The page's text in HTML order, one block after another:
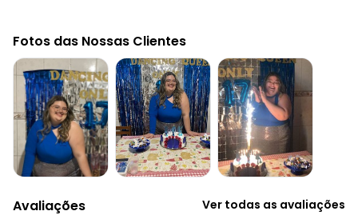
Modelagem: Justo
Comprimento da manga: Longa
Decote frente: Gola rolê
Complemento: Elástico
Tecido: Malha
Composição: Conforme imagem etiqueta
Histórico de preços
O preço apresentado abaixo é o menor oferecido em
agosto/2026
N/D*
Fotos das Nossas Clientes
Avaliações Ver todas as avaliações